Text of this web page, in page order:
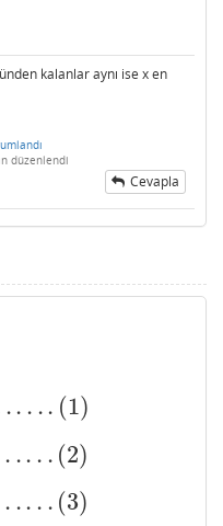
kalanlar aynı ise x en
düzenlendi
Cevapla
.. . .. (1)
1 )
. .. . . (2)
(2)
. .. . . (3)
(3)